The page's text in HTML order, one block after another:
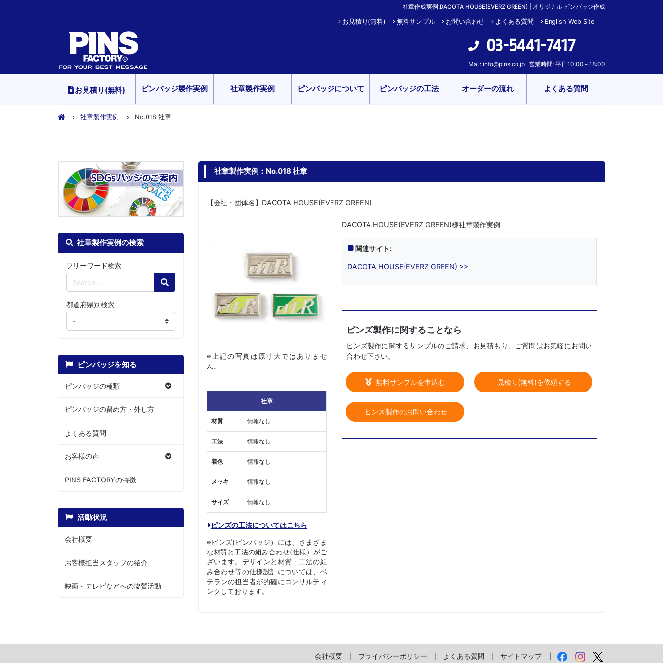
社章作成実例:DACOTA HOUSE(EVERZ GREEN) | オリジナル ピンバッジ作成
お見積り(無料) 無料サンプル お問い合わせ よくある質問 English Web Site
03-5441-7417
Mail: info@pins.co.jp 営業時間: 平日10:00～18:00
お見積り(無料) ピンバッジ製作実例 社章製作実例 ピンバッジについて ピンバッジの工法 オーダーの流れ よくある質問
社章製作実例 No.018 社章
社章製作実例の検索
フリーワード検索
Search
都道府県別検索
ピンバッジを知る
ピンバッジの種類
ピンバッジの留め方・外し方
よくある質問
お客様の声
PINS FACTORYの特徴
活動状況
会社概要
お客様担当スタッフの紹介
映画・テレビなどへの協賛活動
社章製作実例：No.018 社章
【会社・団体名】DACOTA HOUSE(EVERZ GREEN)
※上記の写真は原寸大ではありませ
ん。
社章
材質 情報なし
工法 情報なし
着色 情報なし
メッキ 情報なし
サイズ 情報なし
ピンズの工法についてはこちら
※ピンズ(ピンバッジ）には、さまざま
な材質と工法の組み合わせ(仕様）がご
ざいます。デザインと材質・工法の組
み合わせ等の仕様設計については、ベ
テランの担当者が的確にコンサルティ
ングしております。
DACOTA HOUSE(EVERZ GREEN)様社章製作実例
関連サイト:
DACOTA HOUSE(EVERZ GREEN) >>
ピンズ製作に関することなら
ピンズ製作に関するサンプルのご請求、お見積もり、ご質問はお気軽にお問い
合わせ下さい。
無料サンプルを申込む 見積り(無料)を依頼する
ピンズ製作のお問い合わせ
会社概要 プライバシーポリシー よくある質問 サイトマップ